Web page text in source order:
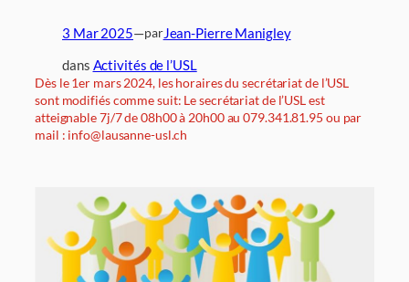
3 Mar 2025—parJean-Pierre Manigley
dans Activités de l’USL
Dès le 1er mars 2024, les horaires du secrétariat de l’USL
sont modifiés comme suit: Le secrétariat de l’USL est
atteignable 7j/7 de 08h00 à 20h00 au 079.341.81.95 ou par
mail : info@lausanne-usl.ch